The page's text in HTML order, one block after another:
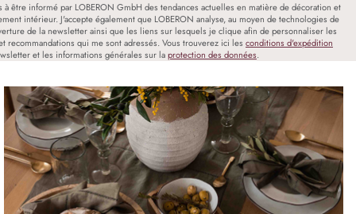
à être informé par LOBERON GmbH des tendances actuelles en matière de décoration et
intérieur. J'accepte également que LOBERON analyse, au moyen de technologies de
de la newsletter ainsi que les liens sur lesquels je clique afin de personnaliser les
recommandations qui me sont adressés. Vous trouverez ici les conditions d'expédition
et les informations générales sur laprotection des données.